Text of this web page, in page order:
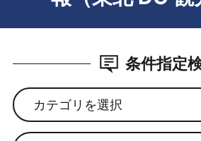
条件指定
カテゴリを選択